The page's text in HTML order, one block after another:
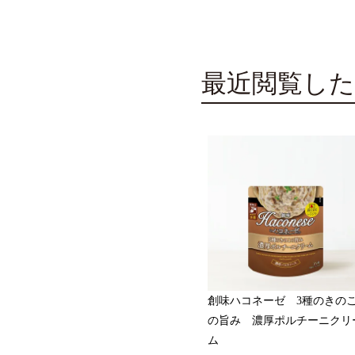
最近閲覧し
創味ハコネーゼ 3種のきのこ
の旨み 濃厚ポルチーニクリ
ム